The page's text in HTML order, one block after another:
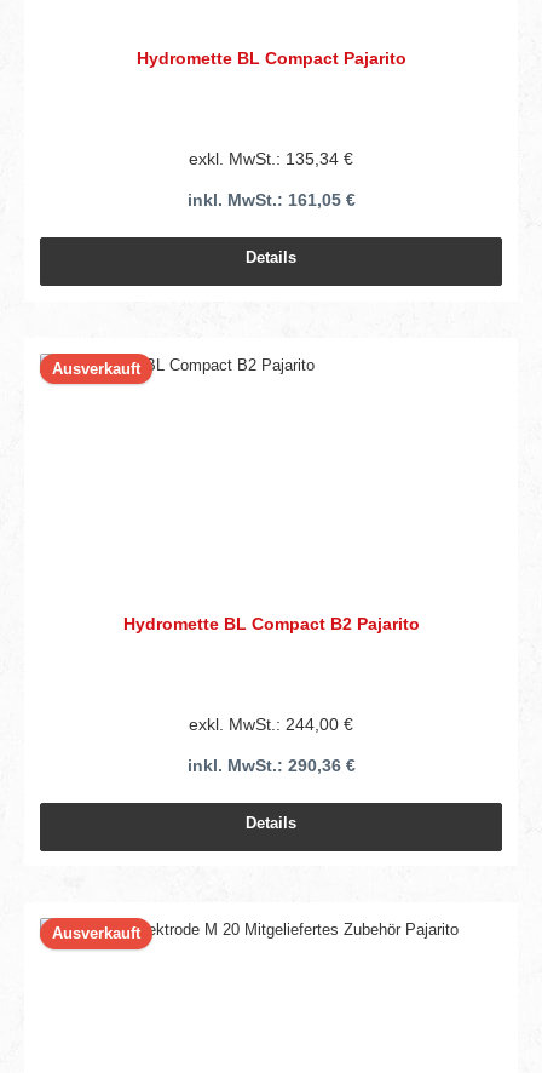
Hydromette BL Compact Pajarito
exkl. MwSt.: 135,34 €
inkl. MwSt.: 161,05 €
Details
Ausverkauft
Hydromette BL Compact B2 Pajarito
exkl. MwSt.: 244,00 €
inkl. MwSt.: 290,36 €
Details
Ausverkauft